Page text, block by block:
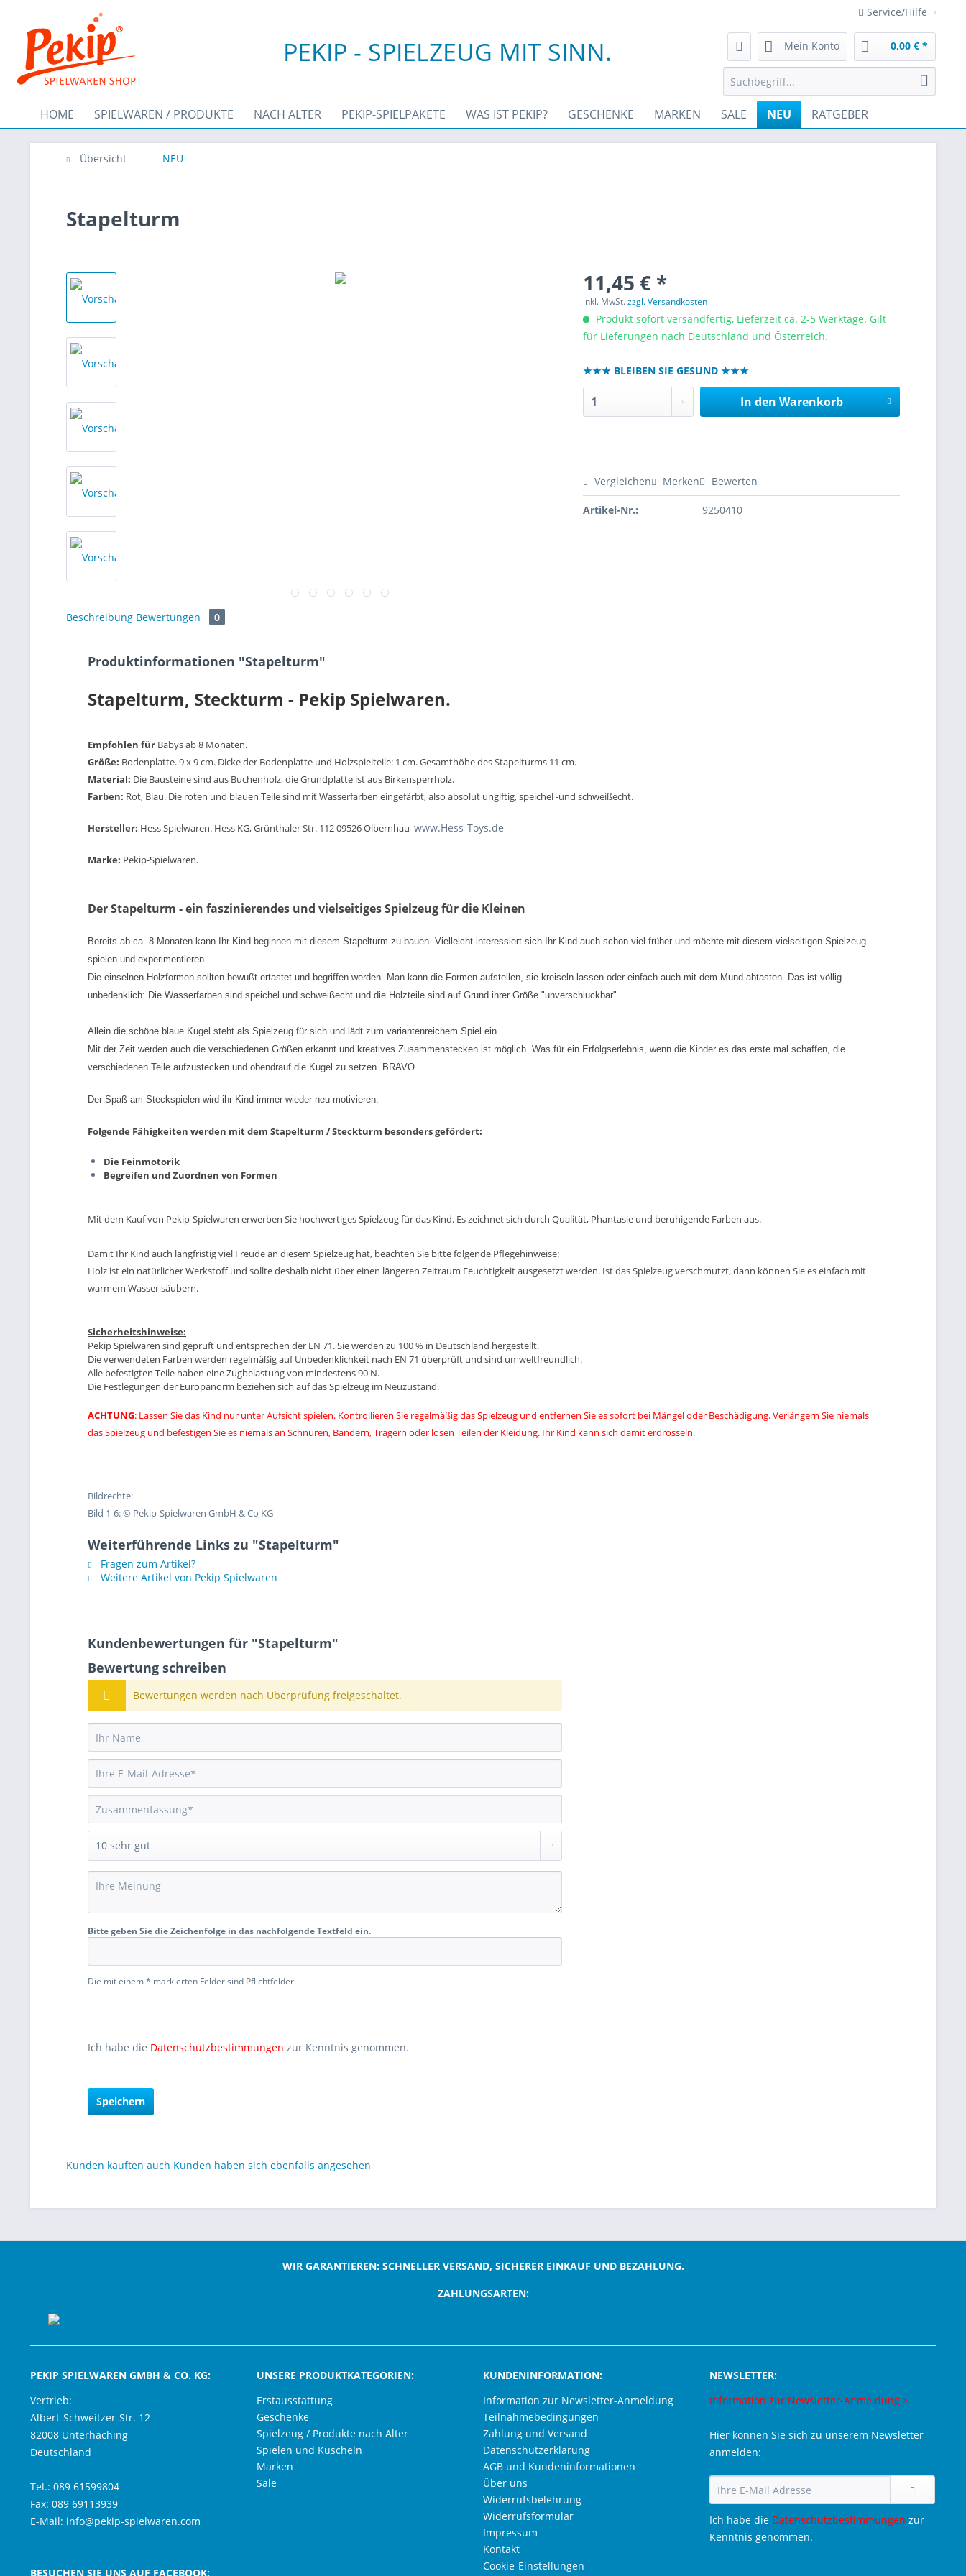
Service/Hilfe
PEKIP - SPIELZEUG MIT SINN. Mein Konto 0,00 € *
HOME SPIELWAREN / PRODUKTE NACH ALTER PEKIP-SPIELPAKETE WAS IST PEKIP? GESCHENKE MARKEN SALE NEU RATGEBER
Übersicht NEU
Stapelturm
11,45 € *
inkl. MwSt.zzgl. Versandkosten
Produkt sofort versandfertig, Lieferzeit ca. 2-5 Werktage. Gilt
für Lieferungen nach Deutschland und Österreich.
★★★ BLEIBEN SIE GESUND ★★★
In den Warenkorb
Vergleichen Merken Bewerten
Artikel-Nr.: 9250410
Beschreibung Bewertungen 0
Produktinformationen "Stapelturm"
Stapelturm, Steckturm - Pekip Spielwaren.
Empfohlen für Babys ab 8 Monaten.
Größe: Bodenplatte. 9 x 9 cm. Dicke der Bodenplatte und Holzspielteile: 1 cm. Gesamthöhe des Stapelturms 11 cm.
Material: Die Bausteine sind aus Buchenholz, die Grundplatte ist aus Birkensperrholz.
Farben: Rot, Blau. Die roten und blauen Teile sind mit Wasserfarben eingefärbt, also absolut ungiftig, speichel -und schweißecht.
Hersteller: Hess Spielwaren. Hess KG, Grünthaler Str. 112 09526 Olbernhau www.Hess-Toys.de
Marke: Pekip-Spielwaren.
Der Stapelturm - ein faszinierendes und vielseitiges Spielzeug für die Kleinen
Bereits ab ca. 8 Monaten kann Ihr Kind beginnen mit diesem Stapelturm zu bauen. Vielleicht interessiert sich Ihr Kind auch schon viel früher und möchte mit diesem vielseitigen Spielzeug
spielen und experimentieren.
Die einselnen Holzformen sollten bewußt ertastet und begriffen werden. Man kann die Formen aufstellen, sie kreiseln lassen oder einfach auch mit dem Mund abtasten. Das ist völlig
unbedenklich: Die Wasserfarben sind speichel und schweißecht und die Holzteile sind auf Grund ihrer Größe "unverschluckbar".
Allein die schöne blaue Kugel steht als Spielzeug für sich und lädt zum variantenreichem Spiel ein.
Mit der Zeit werden auch die verschiedenen Größen erkannt und kreatives Zusammenstecken ist möglich. Was für ein Erfolgserlebnis, wenn die Kinder es das erste mal schaffen, die
verschiedenen Teile aufzustecken und obendrauf die Kugel zu setzen. BRAVO.
Der Spaß am Steckspielen wird ihr Kind immer wieder neu motivieren.
Folgende Fähigkeiten werden mit dem Stapelturm / Steckturm besonders gefördert:
Die Feinmotorik
Begreifen und Zuordnen von Formen
Mit dem Kauf von Pekip-Spielwaren erwerben Sie hochwertiges Spielzeug für das Kind. Es zeichnet sich durch Qualität, Phantasie und beruhigende Farben aus.
Damit Ihr Kind auch langfristig viel Freude an diesem Spielzeug hat, beachten Sie bitte folgende Pflegehinweise:
Holz ist ein natürlicher Werkstoff und sollte deshalb nicht über einen längeren Zeitraum Feuchtigkeit ausgesetzt werden. Ist das Spielzeug verschmutzt, dann können Sie es einfach mit
warmem Wasser säubern.
Sicherheitshinweise:
Pekip Spielwaren sind geprüft und entsprechen der EN 71. Sie werden zu 100 % in Deutschland hergestellt.
Die verwendeten Farben werden regelmäßig auf Unbedenklichkeit nach EN 71 überprüft und sind umweltfreundlich.
Alle befestigten Teile haben eine Zugbelastung von mindestens 90 N.
Die Festlegungen der Europanorm beziehen sich auf das Spielzeug im Neuzustand.
ACHTUNG: Lassen Sie das Kind nur unter Aufsicht spielen. Kontrollieren Sie regelmäßig das Spielzeug und entfernen Sie es sofort bei Mängel oder Beschädigung. Verlängern Sie niemals
das Spielzeug und befestigen Sie es niemals an Schnüren, Bändern, Trägern oder losen Teilen der Kleidung. Ihr Kind kann sich damit erdrosseln.
Bildrechte:
Bild 1-6: © Pekip-Spielwaren GmbH & Co KG
Weiterführende Links zu "Stapelturm"
Fragen zum Artikel?
Weitere Artikel von Pekip Spielwaren
Kundenbewertungen für "Stapelturm"
Bewertung schreiben
Bewertungen werden nach Überprüfung freigeschaltet.
Bitte geben Sie die Zeichenfolge in das nachfolgende Textfeld ein.
Die mit einem * markierten Felder sind Pflichtfelder.
Ich habe die Datenschutzbestimmungen zur Kenntnis genommen.
Speichern
Kunden kauften auch Kunden haben sich ebenfalls angesehen
WIR GARANTIEREN: SCHNELLER VERSAND, SICHERER EINKAUF UND BEZAHLUNG.
ZAHLUNGSARTEN:
PEKIP SPIELWAREN GMBH & CO. KG:
Vertrieb:
Albert-Schweitzer-Str. 12
82008 Unterhaching
Deutschland
Tel.: 089 61599804
Fax: 089 69113939
E-Mail: info@pekip-spielwaren.com
BESUCHEN SIE UNS AUF FACEBOOK:
UNSERE PRODUKTKATEGORIEN:
Erstausstattung
Geschenke
Spielzeug / Produkte nach Alter
Spielen und Kuscheln
Marken
Sale
KUNDENINFORMATION:
Information zur Newsletter-Anmeldung
Teilnahmebedingungen
Zahlung und Versand
Datenschutzerklärung
AGB und Kundeninformationen
Über uns
Widerrufsbelehrung
Widerrufsformular
Impressum
Kontakt
Cookie-Einstellungen
NEWSLETTER:
Information zur Newsletter-Anmeldung >
Hier können Sie sich zu unserem Newsletter
anmelden:
Ich habe die Datenschutzbestimmungen zur
Kenntnis genommen.